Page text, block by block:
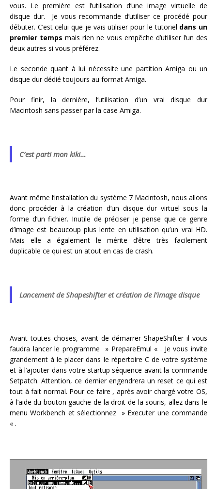
vous. Le première est l’utilisation d’une image virtuelle de
disque dur. Je vous recommande d’utiliser ce procédé pour
débuter. C’est celui que je vais utiliser pour le tutoriel dans un
premier temps mais rien ne vous empêche d’utiliser l’un des
deux autres si vous préférez.
Le seconde quant à lui nécessite une partition Amiga ou un
disque dur dédié toujours au format Amiga.
Pour finir, la dernière, l’utilisation d’un vrai disque dur
Macintosh sans passer par la case Amiga.
C’est parti mon kiki…
Avant même l’installation du système 7 Macintosh, nous allons
donc procéder à la création d’un disque dur virtuel sous la
forme d’un fichier. Inutile de préciser je pense que ce genre
d’image est beaucoup plus lente en utilisation qu’un vrai HD.
Mais elle a également le mérite d’être très facilement
duplicable ce qui est un atout en cas de crash.
Lancement de Shapeshifter et création de l’image disque
Avant toutes choses, avant de démarrer ShapeShifter il vous
faudra lancer le programme » PrepareEmul « . Je vous invite
grandement à le placer dans le répertoire C de votre système
et à l’ajouter dans votre startup séquence avant la commande
Setpatch. Attention, ce dernier engendrera un reset ce qui est
tout à fait normal. Pour ce faire , après avoir chargé votre OS,
à l’aide du bouton gauche de la droit de la souris, allez dans le
menu Workbench et sélectionnez » Executer une commande
« .